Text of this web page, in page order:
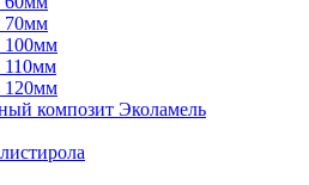
70мм
100мм
120мм
композит Эколамель